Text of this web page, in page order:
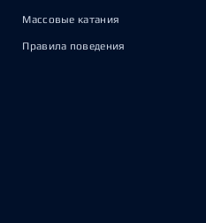
Массовые катания
Правила поведения